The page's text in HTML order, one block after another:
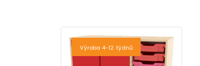
Výroba 4-12. týdnů